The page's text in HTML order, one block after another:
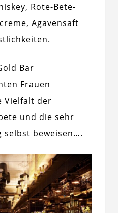
Rote-Bete-
Agavensaft
Bar
Frauen
Vielfalt der
und die sehr
selbst beweisen….